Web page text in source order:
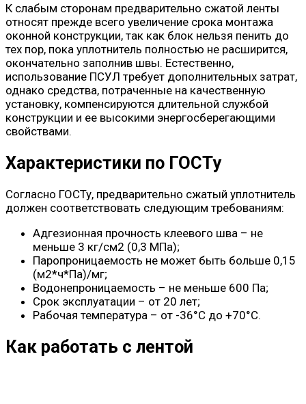
К слабым сторонам предварительно сжатой ленты
относят прежде всего увеличение срока монтажа
оконной конструкции, так как блок нельзя пенить до
тех пор, пока уплотнитель полностью не расширится,
окончательно заполнив швы. Естественно,
использование ПСУЛ требует дополнительных затрат,
однако средства, потраченные на качественную
установку, компенсируются длительной службой
конструкции и ее высокими энергосберегающими
свойствами.
Характеристики по ГОСТу
Согласно ГОСТу, предварительно сжатый уплотнитель
должен соответствовать следующим требованиям:
Адгезионная прочность клеевого шва – не
меньше 3 кг/см2 (0,3 МПа);
Паропроницаемость не может быть больше 0,15
(м2*ч*Па)/мг;
Водонепроницаемость – не меньше 600 Па;
Срок эксплуатации – от 20 лет;
Рабочая температура – от -36°C до +70°C.
Как работать с лентой